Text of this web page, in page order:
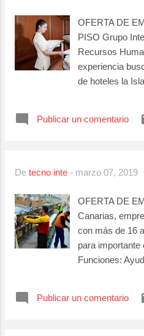
OFERTA DE
PISO Grupo
Recursos
experiencia
de hoteles la
como el orden
clientes.
las anomalías
objetos
a los clientes en
área
hoteles de 4 o
tu cv a
Publicar un comentario
De tecno inte - marzo 07, 2019
OFERTA DE
Canarias,
con más de 16
para importante
Funciones:
y de que no
Publicar un comentario